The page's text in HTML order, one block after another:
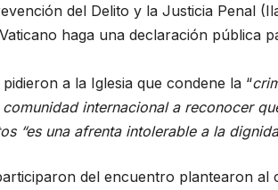
del Delito y laJusticia Penal
haga una declaración pública
a la Iglesia que condene la “
comunidad internacional a reconocer
“es una afrenta intolerable a la
del encuentro plantearon al